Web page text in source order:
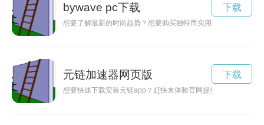
bywave pc下载
想要了解最新的时尚趋势？想要购买独特而实用的产品？那就
下载
元链加速器网页版
想要快速下载安装元链app？赶快来体验官网提供的加速服务，
下载